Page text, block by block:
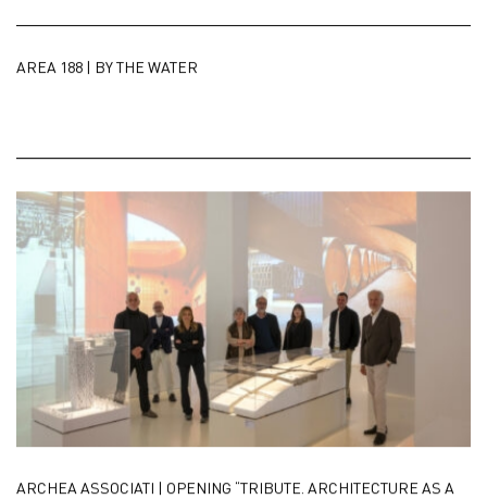
AREA 188 | BY THE WATER
ARCHEA ASSOCIATI | OPENING “TRIBUTE. ARCHITECTURE AS A